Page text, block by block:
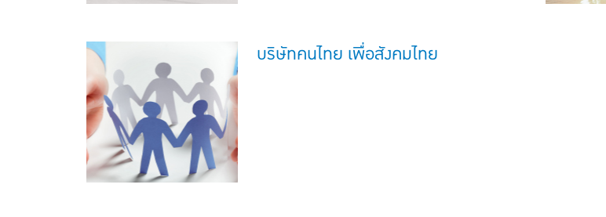
บริษัทคนไทย เพื่อสังคมไทย